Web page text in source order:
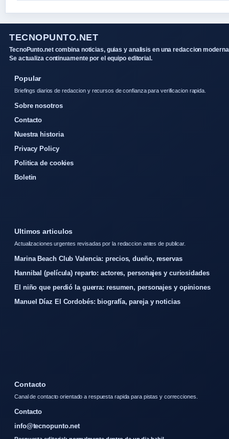
TECNOPUNTO.NET
TecnoPunto.net combina noticias, guias y analisis en una redaccion
Se actualiza continuamente por el equipo editorial.
Popular
Briefings diarios de redaccion y recursos de confianza para verificacion rapida.
Sobre nosotros
Contacto
Nuestra historia
Privacy Policy
Politica de cookies
Boletin
Ultimos articulos
Actualizaciones urgentes revisadas por la redaccion antes de publicar.
Marina Beach Club Valencia: precios, dueño, reservas
Hannibal (película) reparto: actores, personajes y curiosidades
El niño que perdió la guerra: resumen, personajes y opiniones
Manuel Díaz El Cordobés: biografía, pareja y noticias
Contacto
Canal de contacto orientado a respuesta rapida para pistas y correcciones.
Contacto
info@tecnopunto.net